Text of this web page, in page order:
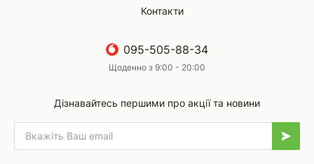
Контакти
095-505-88-34
Щоденно з 9:00 - 20:00
Дізнавайтесь першими про акції та новини